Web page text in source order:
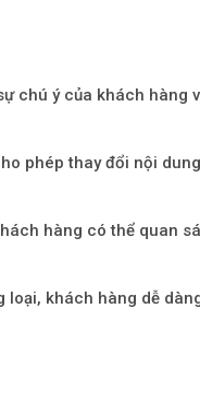
chú ý của khách hàng
phép thay đổi nội
hàng có thể quan
loại, khách hàng dễ